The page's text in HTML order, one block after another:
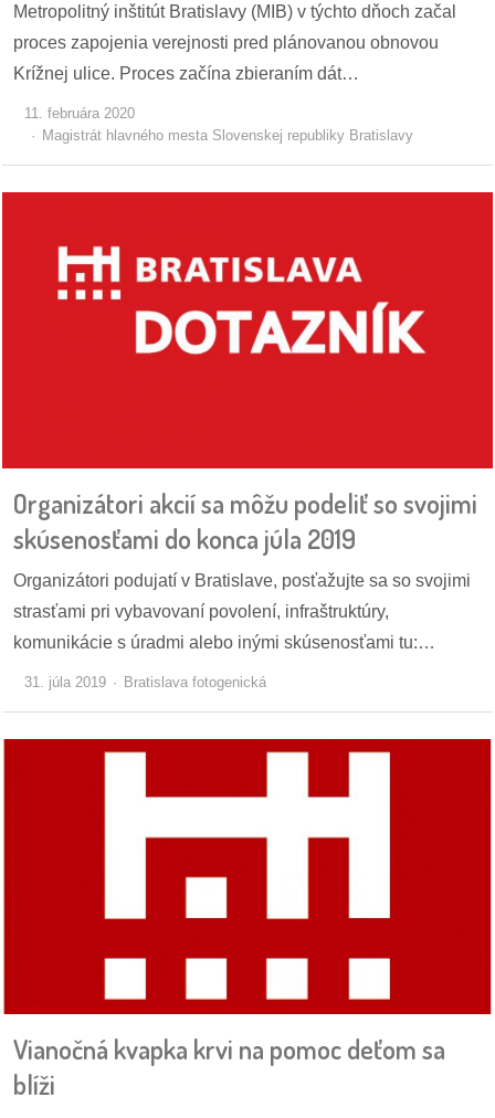
Metropolitný inštitút Bratislavy (MIB) v týchto dňoch začal
proces zapojenia verejnosti pred plánovanou obnovou
Krížnej ulice. Proces začína zbieraním dát…
11. februára 2020
Magistrát hlavného mesta Slovenskej republiky Bratislavy
Organizátori akcií sa môžu podeliť so svojimi
skúsenosťami do konca júla 2019
Organizátori podujatí v Bratislave, posťažujte sa so svojimi
strasťami pri vybavovaní povolení, infraštruktúry,
komunikácie s úradmi alebo inými skúsenosťami tu:…
31. júla 2019 Bratislava fotogenická
Vianočná kvapka krvi na pomoc deťom sa
blíži